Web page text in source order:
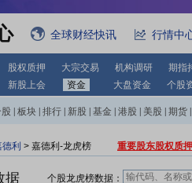
全球财经快讯 行情中
股权质押 大宗交易 机构调研
期指
新股上会 资金 大盘资金 个股
板块 排行 新股 基金 港股 美股 期货
利 > 嘉德利-龙虎榜 重要股东股权质
据 个股龙虎榜数据：